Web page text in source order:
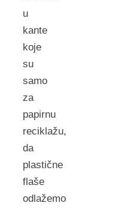
u
kante
koje
su
samo
za
papirnu
reciklažu,
da
plastične
flaše
odlažemo